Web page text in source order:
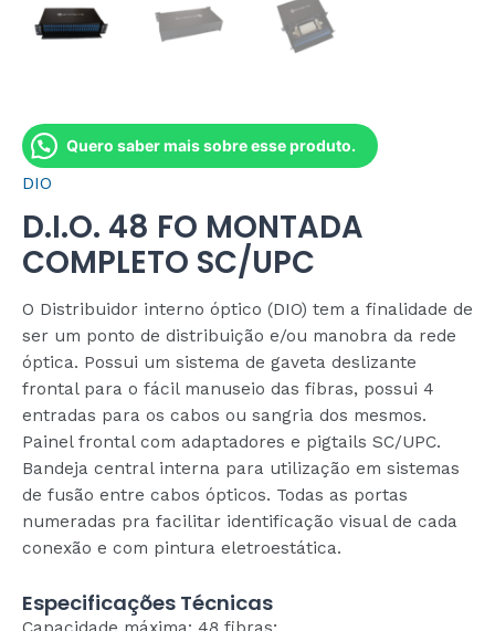
Quero saber mais sobre esse produto.
DIO
D.I.O. 48 FO MONTADA
COMPLETO SC/UPC
O Distribuidor interno óptico (DIO) tem a finalidade de
ser um ponto de distribuição e/ou manobra da rede
óptica. Possui um sistema de gaveta deslizante
frontal para o fácil manuseio das fibras, possui 4
entradas para os cabos ou sangria dos mesmos.
Painel frontal com adaptadores e pigtails SC/UPC.
Bandeja central interna para utilização em sistemas
de fusão entre cabos ópticos. Todas as portas
numeradas pra facilitar identificação visual de cada
conexão e com pintura eletroestática.
Especificações Técnicas